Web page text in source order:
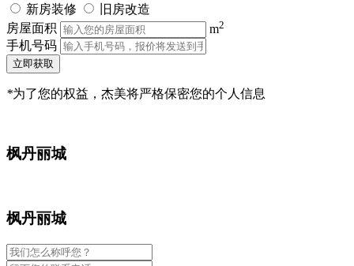
新房装修
旧房改造
房屋面积
m2
手机号码
立即获取
*为了您的权益，杰美将严格保密您的个人信息
枫丹丽城
枫丹丽城